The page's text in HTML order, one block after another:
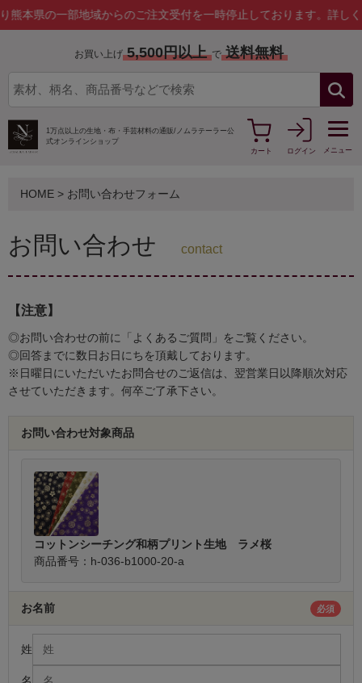
一部地域からのご注文受付を一時停止しております。詳しくはこちら
お買い上げ 5,500円以上 で 送料無料
1万点以上の生地・布・手芸材料の通販/ ノムラテーラー公
式オンラインショップ
カート
ログイン メニュー
HOME > お問い合わせフォーム
お問い合わせ contact
【注意】
◎お問い合わせの前に「よくあるご質問」をご覧ください。
◎回答までに数日お日にちを頂戴しております。
※日曜日にいただいたお問合せのご返信は、翌営業日以降順次対応
させていただきます。何卒ご了承下さい。
お問い合わせ対象商品
コットンシーチング和柄プリント生地 ラメ桜
商品番号：h-036-b1000-20-a
お名前 必須
姓